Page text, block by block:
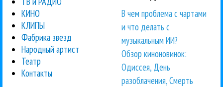
КИНО
КЛИПЫ
Фабрика звезд
Народный артист
Театр
Контакты
В чем проблема с чартами
и что делать с
музыкальным ИИ?
Обзор киноновинок:
Одиссея, День
разоблачения, Смерть